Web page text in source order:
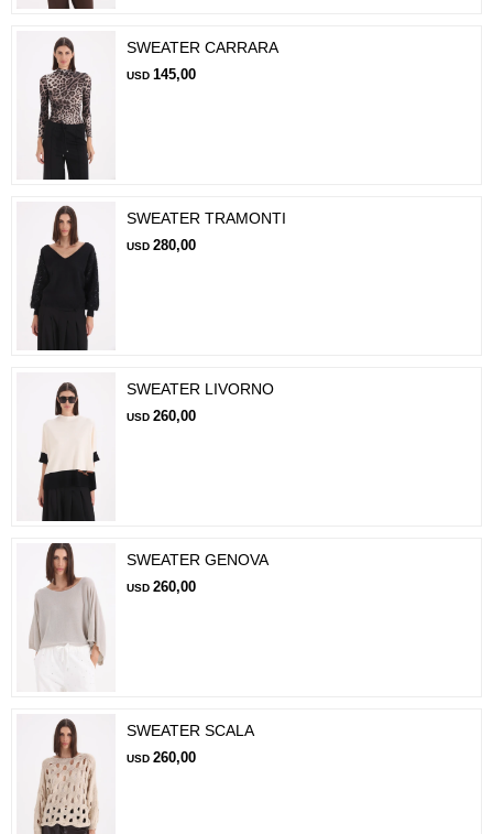
SWEATER CARRARA
USD 145,00
SWEATER TRAMONTI
USD 280,00
SWEATER LIVORNO
USD 260,00
SWEATER GENOVA
USD 260,00
SWEATER SCALA
USD 260,00